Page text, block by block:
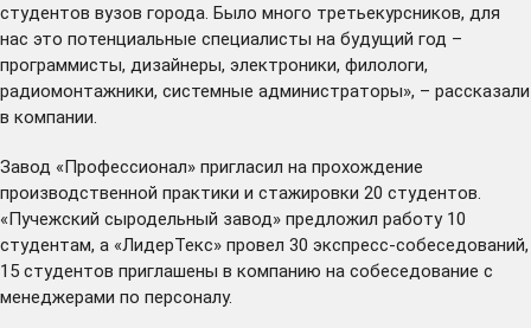
студентов вузов города. Было много третьекурсников, для
нас это потенциальные специалисты на будущий год –
программисты, дизайнеры, электроники, филологи,
радиомонтажники, системные администраторы», – рассказали
в компании.
Завод «Профессионал» пригласил на прохождение
производственной практики и стажировки 20 студентов.
«Пучежский сыродельный завод» предложил работу 10
студентам, а «ЛидерТекс» провел 30 экспресс-собеседований,
15 студентов приглашены в компанию на собеседование с
менеджерами по персоналу.